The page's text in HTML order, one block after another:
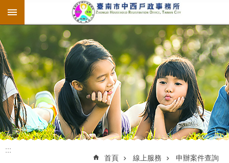
跳到主要內容區塊
:::
:::
首頁 線上服務
申辦案件查詢